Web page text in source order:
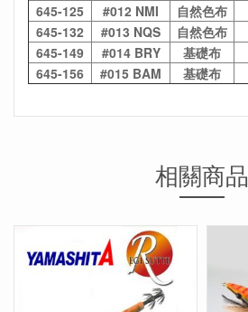
645-125
#012 NMI 自然色布
645-132
#013 NQS 自然色布
645-149
#014 BRY 基礎布
645-156
#015 BAM 基礎布
相關商品